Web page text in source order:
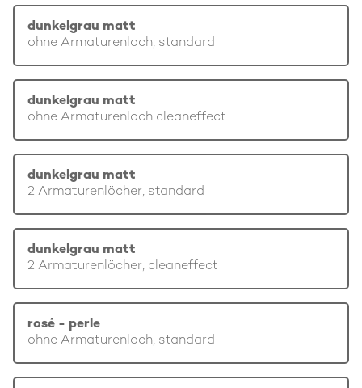
dunkelgrau matt
ohne Armaturenloch, standard
dunkelgrau matt
ohne Armaturenloch cleaneffect
dunkelgrau matt
2 Armaturenlöcher, standard
dunkelgrau matt
2 Armaturenlöcher, cleaneffect
rosé - perle
ohne Armaturenloch, standard